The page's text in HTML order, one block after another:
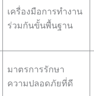
เครื่องมือการทำงาน
ร่วมกันขั้นพื้นฐาน
มาตรการรักษา
ความปลอดภัยที่ดี